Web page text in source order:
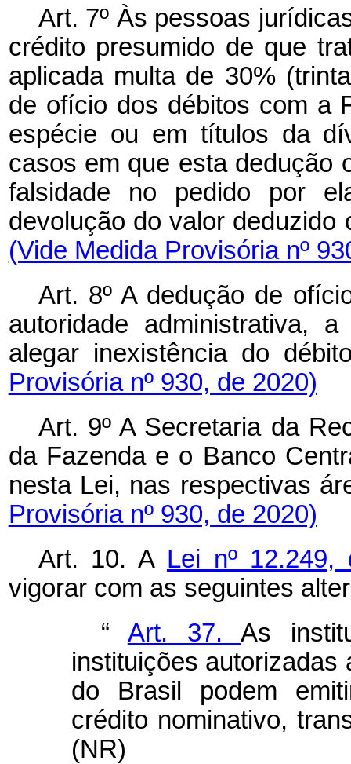
Art. 7º Às pessoas
crédito presumido de que
aplicada multa de 30%
de ofício dos débitos com a
espécie ou em títulos da
casos em que esta dedução
falsidade no pedido por
devolução do valor
(Vide Medida Provisória nº
Art. 8º A dedução de
autoridade administrativa,
alegar inexistência
Provisória nº 930, de 2020)
Art. 9º A Secretaria da
da Fazenda e o Banco
nesta Lei, nas
Provisória nº 930, de 2020)
Art. 10. A Lei nº
vigorar com as seguintes
“ Art. 37. As
instituições autorizadas
do Brasil podem
crédito nominativo,
(NR)